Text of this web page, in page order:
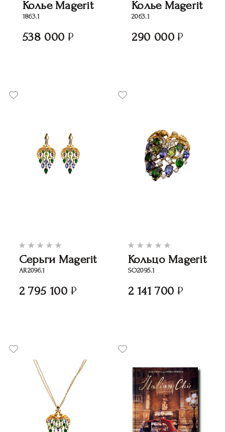
Колье Magerit
1863.1
538 000
Колье Magerit
2063.1
290 000
Серьги Magerit
AR2096.1
2 795 100
Кольцо Magerit
SO2095.1
2 141 700